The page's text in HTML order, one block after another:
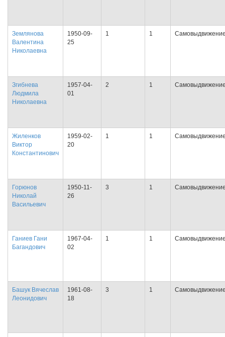
Землянова
Валентина
Николаевна
1950-09-
25
1 1
Згибнева
Людмила
Николаевна
1957-04-
01
2 1
Жиленков
Виктор
Константинович
1959-02-
20
1 1
Горюнов
Николай
Васильевич
1950-11-
26
3 1
Ганиев Гани
Багандович
1967-04-
02
1 1
Башук Вячеслав
Леонидович
1961-08-
18
3 1